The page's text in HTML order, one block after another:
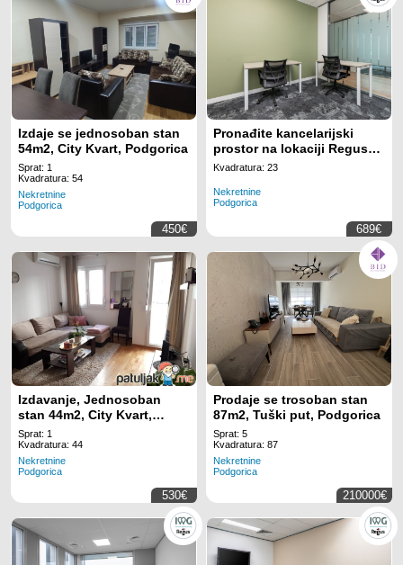
Izdaje se jednosoban stan
54m2, City Kvart, Podgorica
Sprat: 1
Kvadratura: 54
Nekretnine
Podgorica
450€
Pronađite kancelarijski
prostor na lokaciji Regus
Business Tower
zaposlenih uz potpuno
uključenu uslugu
Kvadratura: 23
Nekretnine
Podgorica
689€
Izdavanje, Jednosoban
stan 44m2, City Kvart,
Podgorica
Sprat: 1
Kvadratura: 44
Nekretnine
Podgorica
530€
Prodaje se trosoban stan
87m2, Tuški put, Podgorica
Sprat: 5
Kvadratura: 87
Nekretnine
Podgorica
210000€